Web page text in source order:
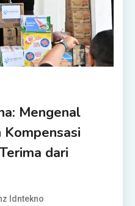
Mengenal
Kompensasi
dari
Idntekno